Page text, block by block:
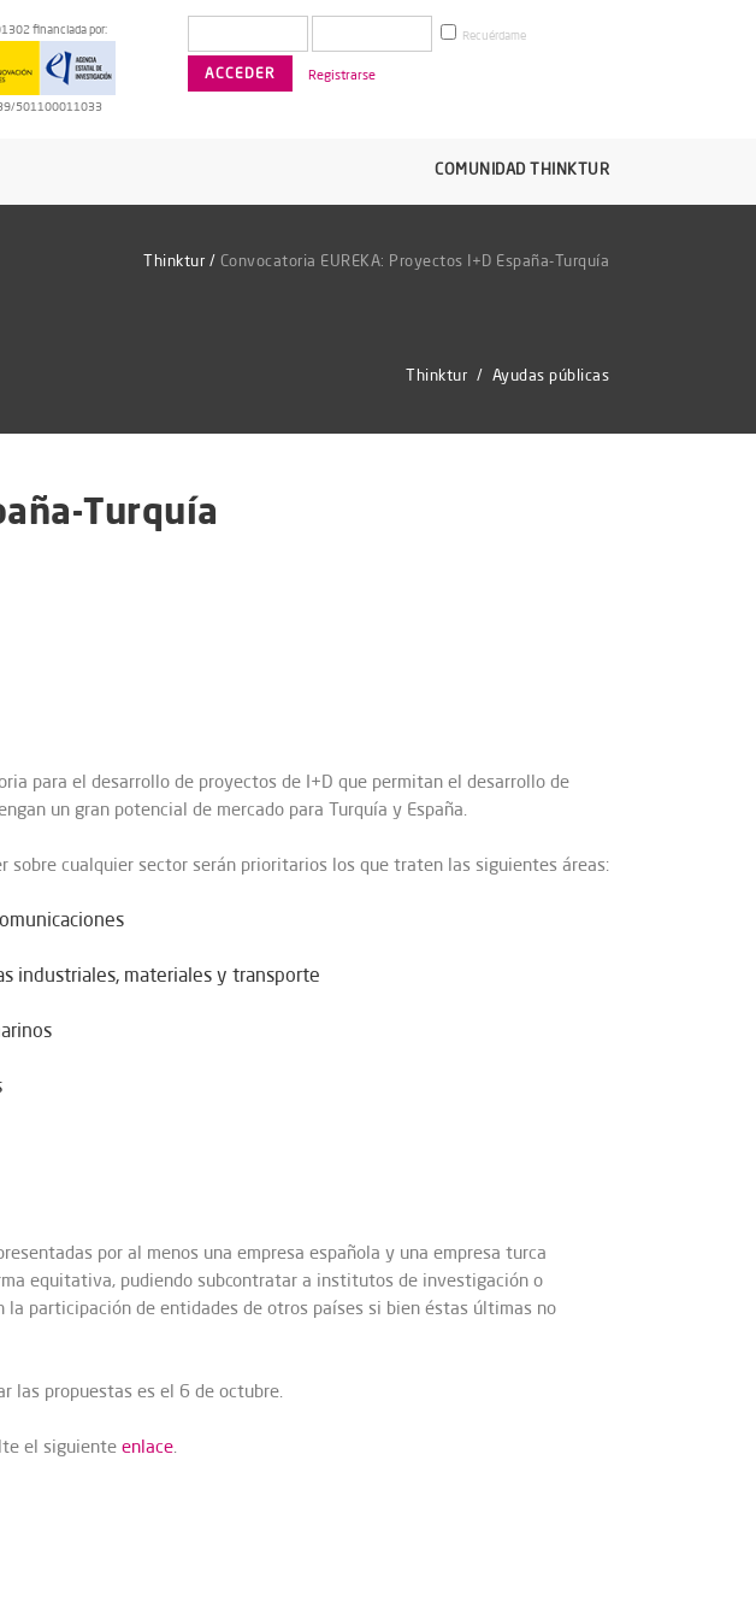
financiada por:
501100011033
Recuérdame
Registrarse
COMUNIDAD THINKTUR
Thinktur / Convocatoria EUREKA: Proyectos I+D España-Turquía
Thinktur / Ayudas públicas
Turquía
para el desarrollo de proyectos de I+D que permitan el desarrollo de
un gran potencial de mercado para Turquía y España.
sobre cualquier sector serán prioritarios los que traten las siguientes áreas:
industriales, materiales y transporte
por al menos una empresa española y una empresa turca
equitativa, pudiendo subcontratar a institutos de investigación o
la participación de entidades de otros países si bien éstas últimas no
las propuestas es el 6 de octubre.
el siguiente enlace.